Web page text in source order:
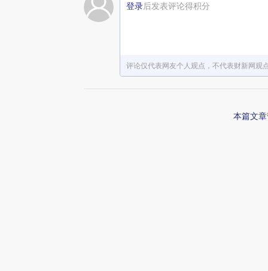
登录后发表评论得积分
评论仅代表网友个人观点，不代表财新网观
本篇文